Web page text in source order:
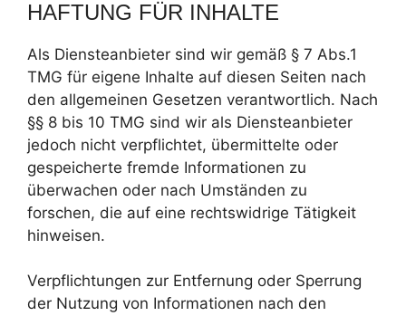
HAFTUNG FÜR INHALTE
Als Diensteanbieter sind wir gemäß § 7 Abs.1
TMG für eigene Inhalte auf diesen Seiten nach
den allgemeinen Gesetzen verantwortlich. Nach
§§ 8 bis 10 TMG sind wir als Diensteanbieter
jedoch nicht verpflichtet, übermittelte oder
gespeicherte fremde Informationen zu
überwachen oder nach Umständen zu
forschen, die auf eine rechtswidrige Tätigkeit
hinweisen.
Verpflichtungen zur Entfernung oder Sperrung
der Nutzung von Informationen nach den